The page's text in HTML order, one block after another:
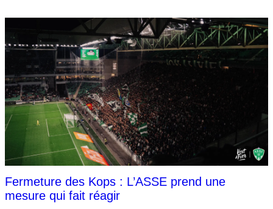
Fermeture des Kops : L’ASSE prend une
mesure qui fait réagir